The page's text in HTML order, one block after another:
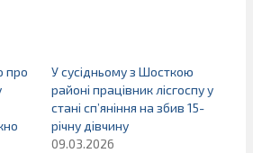
про
У сусідньому з Шосткою
районі працівник лісгоспу у
стані сп’яніння на збив 15-
річну дівчину
09.03.2026